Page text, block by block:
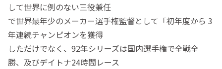
して世界に例のない三役兼任
で世界最年少のメーカー選手権監督として「初年度から 3
年連続チャンピオンを獲得
しただけでなく、92年シリーズは国内選手権で全戦全
勝、及びデイトナ24時間レース